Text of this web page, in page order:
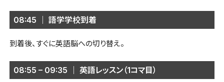
08:45 ｜ 語学学校到着
到着後、すぐに英語脳への切り替え。
08:55 – 09:35 ｜ 英語レッスン（1コマ目）